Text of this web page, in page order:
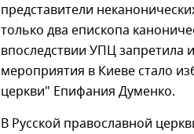
представители
только два епископа
впоследствии УПЦ запретила
мероприятия в Киеве стало
церкви" Епифания Думенко.
В Русской православной